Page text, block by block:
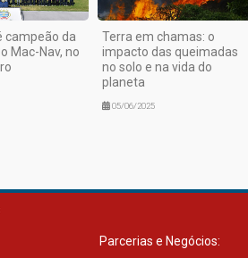
campeão da
Mac-Nav, no
Terra em chamas: o
impacto das queimadas
no solo e na vida do
planeta
05/06/2025
Parcerias e Negócios: